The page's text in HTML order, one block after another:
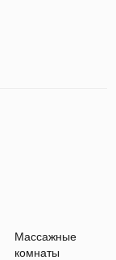
Массажные
комнаты